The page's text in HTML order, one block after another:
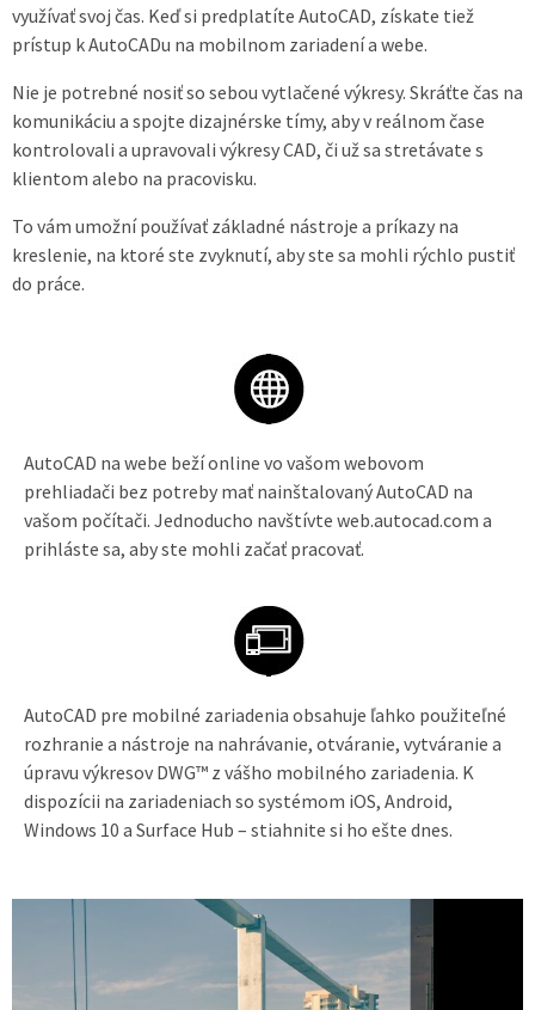
využívať svoj čas. Keď si predplatíte AutoCAD, získate tiež
prístup k AutoCADu na mobilnom zariadení a webe.
Nie je potrebné nosiť so sebou vytlačené výkresy. Skráťte čas na
komunikáciu a spojte dizajnérske tímy, aby v reálnom čase
kontrolovali a upravovali výkresy CAD, či už sa stretávate s
klientom alebo na pracovisku.
To vám umožní používať základné nástroje a príkazy na
kreslenie, na ktoré ste zvyknutí, aby ste sa mohli rýchlo pustiť
do práce.
AutoCAD na webe beží online vo vašom webovom
prehliadači bez potreby mať nainštalovaný AutoCAD na
vašom počítači. Jednoducho navštívte web.autocad.com a
prihláste sa, aby ste mohli začať pracovať.
AutoCAD pre mobilné zariadenia obsahuje ľahko použiteľné
rozhranie a nástroje na nahrávanie, otváranie, vytváranie a
úpravu výkresov DWG™ z vášho mobilného zariadenia. K
dispozícii na zariadeniach so systémom iOS, Android,
Windows 10 a Surface Hub – stiahnite si ho ešte dnes.